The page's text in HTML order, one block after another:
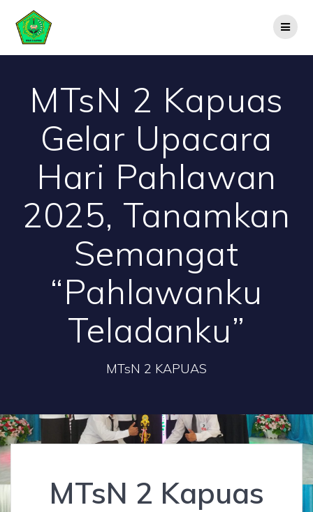
MTsN 2 Kapuas
Gelar Upacara
Hari Pahlawan
2025, Tanamkan
Semangat
“Pahlawanku
Teladanku”
MTsN 2 KAPUAS
MTsN 2 Kapuas